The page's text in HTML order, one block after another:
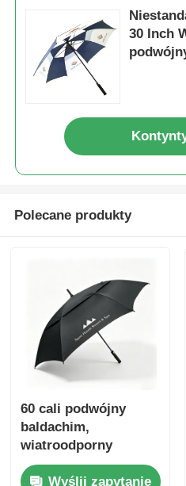
30 Inch
Polecane produkty
60 cali podwójny
baldachim,
wiatroodporny
promocyjny parasol
golfowy.Wyślij zapytanie